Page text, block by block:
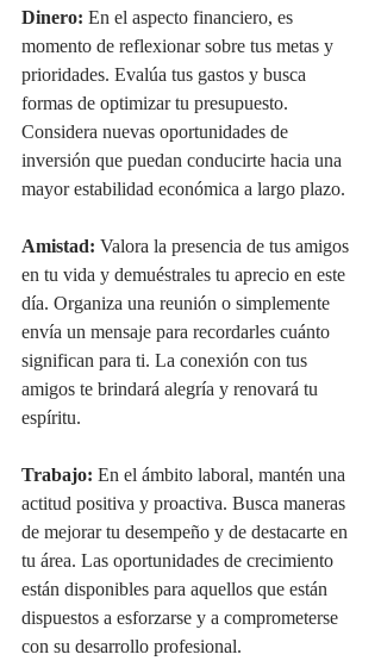
Dinero: En el aspecto financiero, es
momento de reflexionar sobre tus metas y
prioridades. Evalúa tus gastos y busca
formas de optimizar tu presupuesto.
Considera nuevas oportunidades de
inversión que puedan conducirte hacia una
mayor estabilidad económica a largo plazo.
Amistad: Valora la presencia de tus amigos
en tu vida y demuéstrales tu aprecio en este
día. Organiza una reunión o simplemente
envía un mensaje para recordarles cuánto
significan para ti. La conexión con tus
amigos te brindará alegría y renovará tu
espíritu.
Trabajo: En el ámbito laboral, mantén una
actitud positiva y proactiva. Busca maneras
de mejorar tu desempeño y de destacarte en
tu área. Las oportunidades de crecimiento
están disponibles para aquellos que están
dispuestos a esforzarse y a comprometerse
con su desarrollo profesional.